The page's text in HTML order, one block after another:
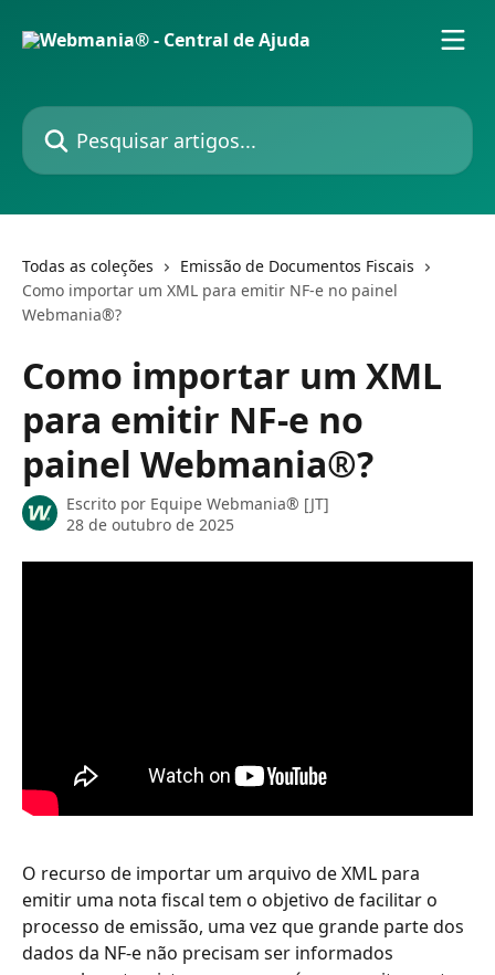
Pesquisar artigos...
Todas as coleções
Emissão de Documentos Fiscais
Como importar um XML para emitir NF-e no painel
Webmania®?
Como importar um XML
para emitir NF-e no
painel Webmania®?
Escrito por Equipe Webmania® [JT]
28 de outubro de 2025
O recurso de importar um arquivo de XML para
emitir uma nota fiscal tem o objetivo de facilitar o
processo de emissão, uma vez que grande parte dos
dados da NF-e não precisam ser informados